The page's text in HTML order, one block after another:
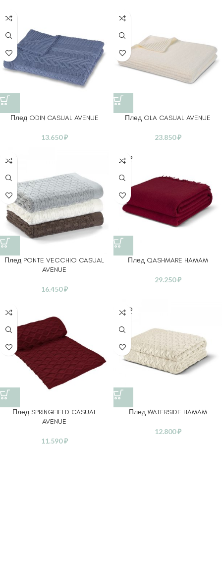
Плед ODIN CASUAL AVENUE
13.650₽
Плед OLA CASUAL AVENUE
23.850₽
Плед PONTE VECCHIO CASUAL
AVENUE
16.450₽
SOLD
OUT
Плед QASHMARE HAMAM
29.250₽
Плед SPRINGFIELD CASUAL
AVENUE
11.590₽
SOLD
OUT
Плед WATERSIDE HAMAM
12.800₽